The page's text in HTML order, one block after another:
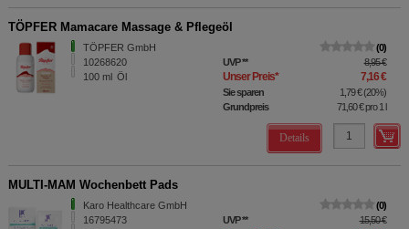
TÖPFER Mamacare Massage & Pflegeöl
TÖPFER GmbH
10268620
100 ml Öl
0
UVP** 8,95 €
Unser Preis* 7,16 €
Sie sparen 1,79 €(20%)
Grundpreis
71,60 €pro 1 l
Details
MULTI-MAM Wochenbett Pads
Karo Healthcare GmbH
16795473
0
UVP** 15,50 €